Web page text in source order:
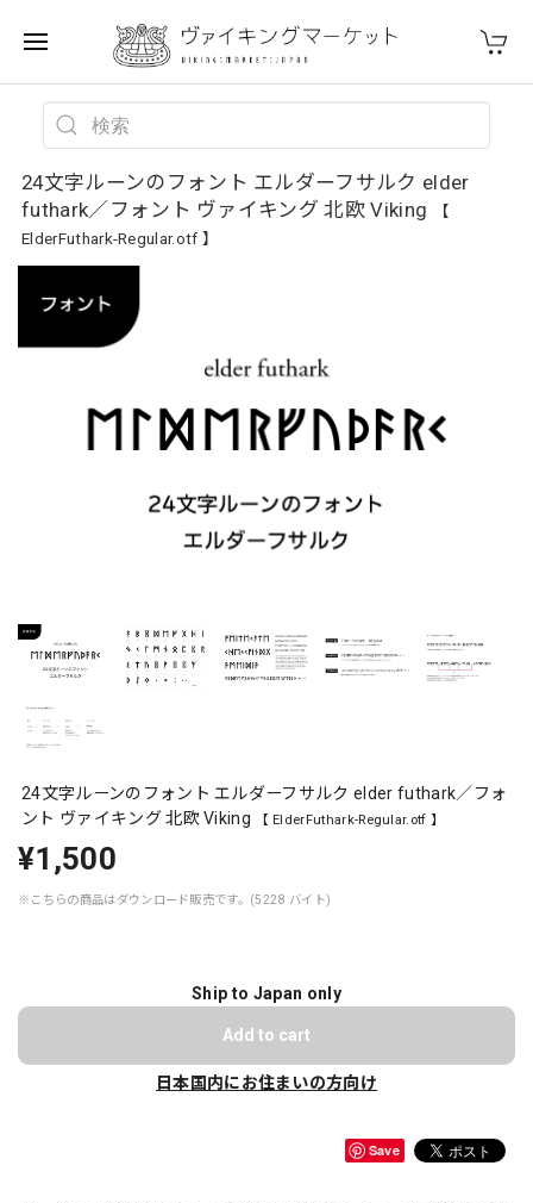
24文字ルーンのフォント エルダーフサルク elder
futhark／フォント ヴァイキング 北欧 Viking
【
ElderFuthark-Regular.otf 】
24文字ルーンのフォント エルダーフサルク elder futhark／フォ
ント ヴァイキング 北欧 Viking
【 ElderFuthark-Regular.otf 】
¥1,500
※こちらの商品はダウンロード販売です。(5228 バイト)
Ship to Japan only
Add to cart
日本国内にお住まいの方向け
Save